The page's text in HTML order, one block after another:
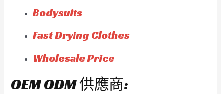
Bodysuits
Fast Drying Clothes
Wholesale Price
OEM ODM 供應商: